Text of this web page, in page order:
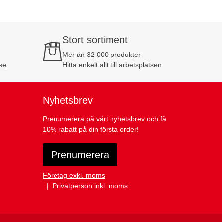
Stort sortiment
Mer än 32 000 produkter
Hitta enkelt allt till arbetsplatsen
Nyhetsbrev
Prenumerera på vårt nyhetsbrev och få
10% rabatt på din första order!
Prenumerera
Företag exkl. moms
Privatperson inkl. moms